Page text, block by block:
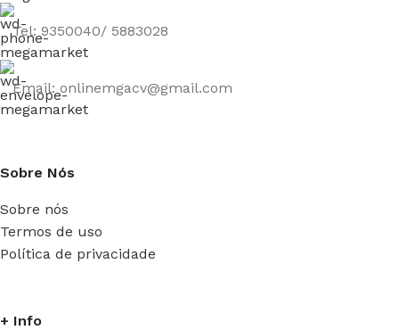
Tel: 9350040/ 5883028
Email: onlinemgacv@gmail.com
Sobre Nós
Sobre nós
Termos de uso
Política de privacidade
+ Info